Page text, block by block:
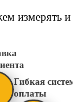
измерять и
Гибкая
оплаты